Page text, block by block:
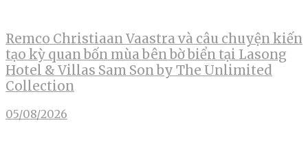
Remco Christiaan Vaastra và câu chuyện kiến
tạo kỳ quan bốn mùa bên bờ biển tại Lasong
Hotel & Villas Sam Son by The Unlimited
Collection
05/08/2026